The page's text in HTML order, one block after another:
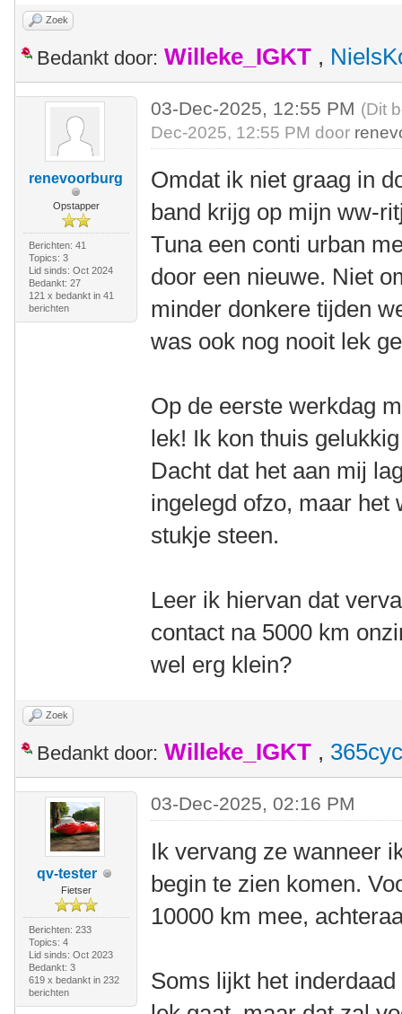
Zoek
Bedankt door: Willeke_IGKT ,
renevoorburg
Opstapper
Berichten: 41
Topics: 3
Lid sinds: Oct 2024
Bedankt: 27
121 x bedankt in 41
berichten
03-Dec-2025, 12:55 PM (Dit
Dec-2025, 12:55 PM door
Omdat ik niet graag in
band krijg op mijn ww-
Tuna een conti urban
door een nieuwe. Niet
minder donkere tijden
was ook nog nooit lek
Op de eerste werkdag
lek! Ik kon thuis
Dacht dat het aan mij
ingelegd ofzo, maar het
stukje steen.
Leer ik hiervan dat
contact na 5000 km
wel erg klein?
Zoek
Bedankt door: Willeke_IGKT ,
qv-tester
Fietser
Berichten: 233
Topics: 4
Lid sinds: Oct 2023
Bedankt: 3
619 x bedankt in 232
berichten
03-Dec-2025, 02:16 PM
Ik vervang ze wanneer
begin te zien komen.
10000 km mee,
Soms lijkt het